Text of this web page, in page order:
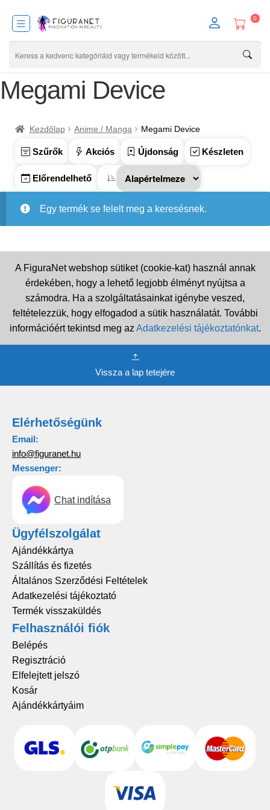
0
Megami Device
Kezdőlap Anime / Manga Megami Device
Szűrők Akciós Újdonság Készleten
Előrendelhető
Egy termék se felelt meg a keresésnek.
A FiguraNet webshop sütiket (cookie-kat) használ annak
érdekében, hogy a lehető legjobb élményt nyújtsa a
számodra. Ha a szolgáltatásainkat igénybe veszed,
feltételezzük, hogy elfogadod a sütik használatát. További
információért tekintsd meg az Adatkezelési tájékoztatónkat.
Vissza a lap tetejére
Elérhetőségünk
Email:
info@figuranet.hu
Messenger:
Chat indítása
Ügyfélszolgálat
Ajándékkártya
Szállítás és fizetés
Általános Szerződési Feltételek
Adatkezelési tájékoztató
Termék visszaküldés
Felhasználói fiók
Belépés
Regisztráció
Elfelejtett jelszó
Kosár
Ajándékkártyáim